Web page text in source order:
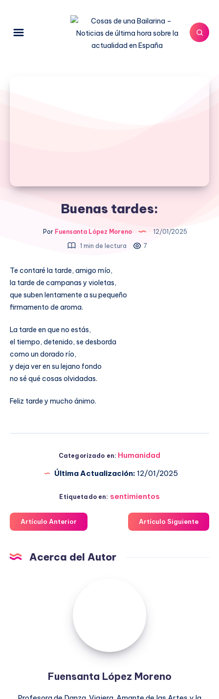
Buenas tardes:
Por Fuensanta López Moreno
12/01/2025
1 min de lectura
7
Te contaré la tarde, amigo mío,
la tarde de campanas y violetas,
que suben lentamente a su pequeño
firmamento de aroma.
La tarde en que no estás,
el tiempo, detenido, se desborda
como un dorado río,
y deja ver en su lejano fondo
no sé qué cosas olvidadas.
Feliz tarde y mucho ánimo.
Categorizado en: Humanidad
Última Actualización: 12/01/2025
Etiquetado en: sentimientos
Artículo Anterior Artículo Siguiente
Acerca del Autor
Fuensanta López Moreno